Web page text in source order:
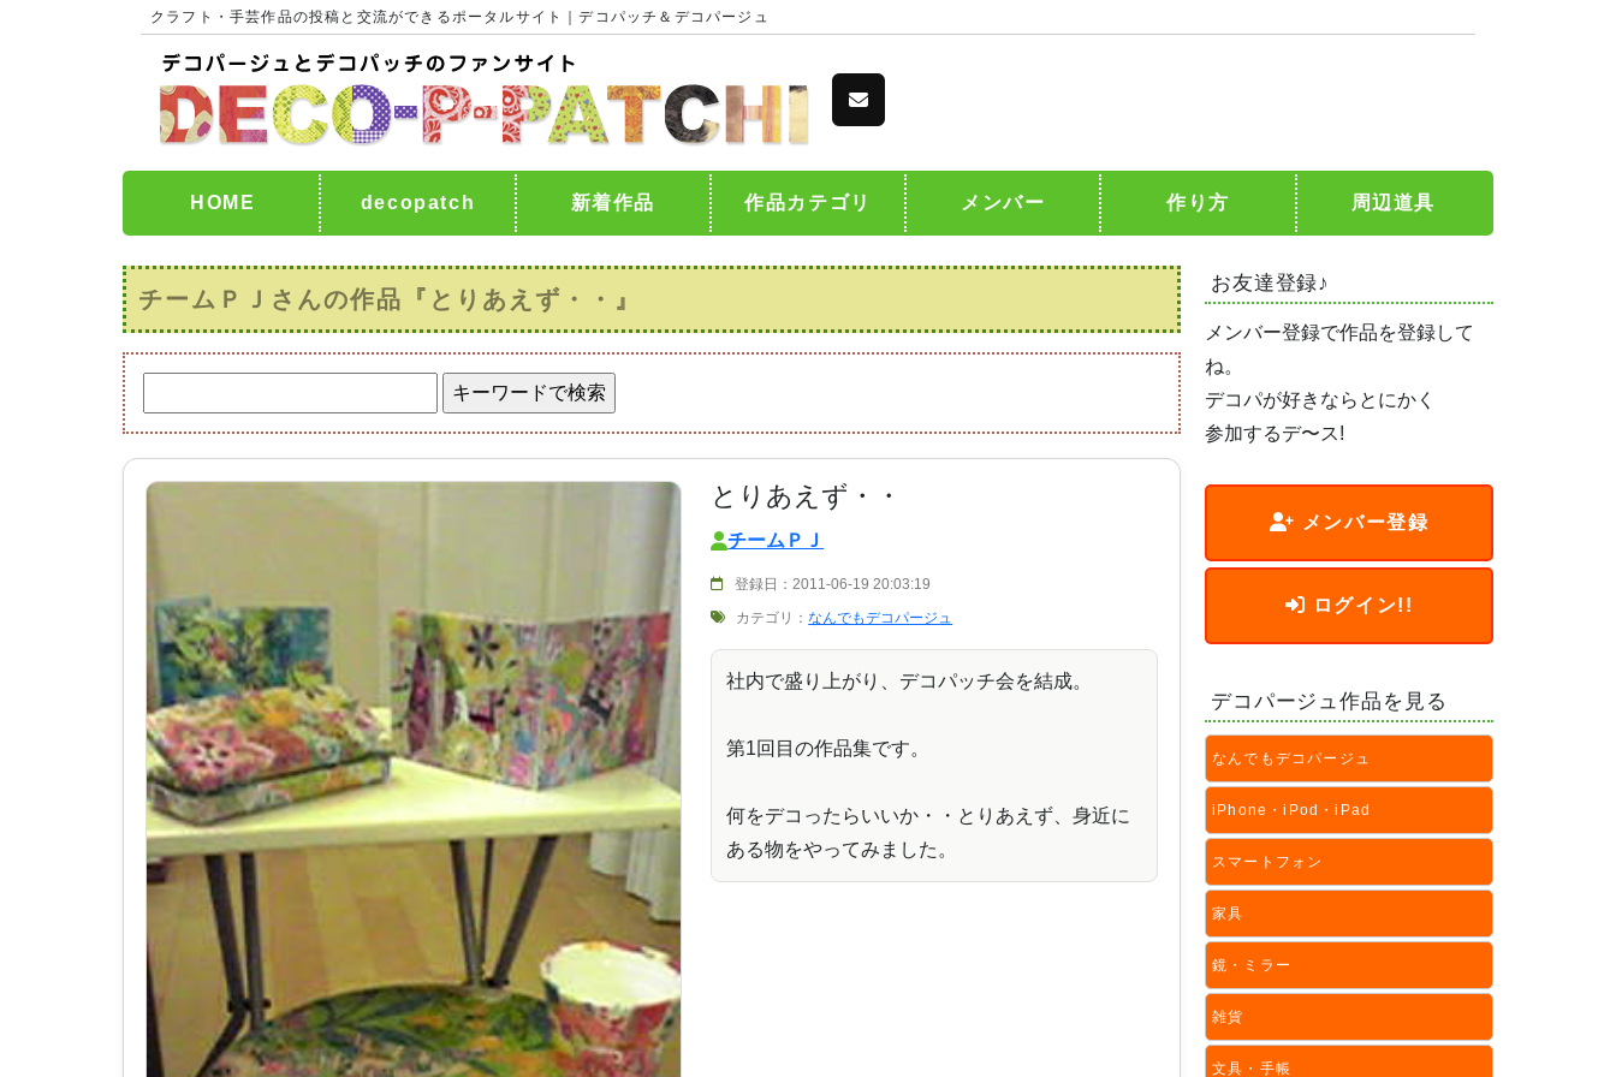
クラフト・手芸作品の投稿と交流ができるポータルサイト｜デコパッチ＆デコパージュ
HOME decopatch 新着作品 作品カテゴリ メンバー 作り方 周辺道具
お友達登録♪
メンバー登録で作品を登録して
ね。
デコパが好きならとにかく
参加するデ〜ス!
メンバー登録
ログイン!!
デコパージュ作品を見る
なんでもデコパージュ
iPhone・iPod・iPad
スマートフォン
家具
鏡・ミラー
雑貨
文具・手帳
チームＰＪさんの作品『とりあえず・・』
とりあえず・・
チームＰＪ
登録日：2011-06-19 20:03:19
カテゴリ：なんでもデコパージュ
社内で盛り上がり、デコパッチ会を結成。
第1回目の作品集です。
何をデコったらいいか・・とりあえず、身近に
ある物をやってみました。